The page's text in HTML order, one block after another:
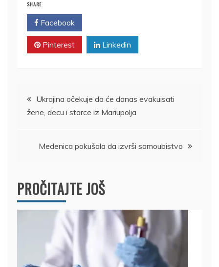
SHARE
Facebook
Pinterest Linkedin
Kretanje
članka
Ukrajina očekuje da će danas evakuisati
žene, decu i starce iz Mariupolja
Medenica pokušala da izvrši samoubistvo
PROČITAJTE JOŠ